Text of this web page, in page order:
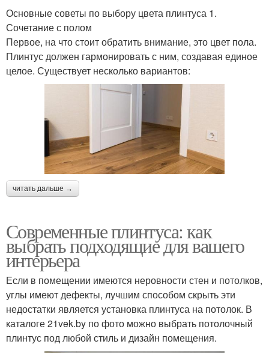
Основные советы по выбору цвета плинтуса 1.
Сочетание с полом
Первое, на что стоит обратить внимание, это цвет пола.
Плинтус должен гармонировать с ним, создавая единое
целое. Существует несколько вариантов:
читать дальше →
Современные плинтуса: как
выбрать подходящие для вашего
интерьера
Если в помещении имеются неровности стен и потолков,
углы имеют дефекты, лучшим способом скрыть эти
недостатки является установка плинтуса на потолок. В
каталоге 21vek.by по фото можно выбрать потолочный
плинтус под любой стиль и дизайн помещения.